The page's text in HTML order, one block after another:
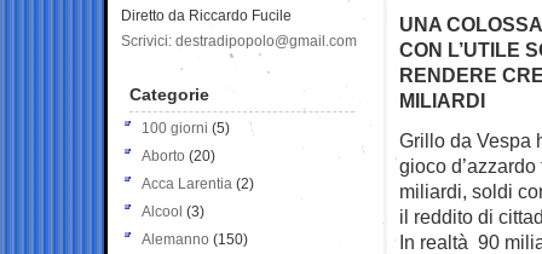
UNA
CON L’UTILE
RENDERE
MILIARDI
Grillo da Vespa
gioco
miliardi, soldi
il reddito di
In realtà 90
Diretto da Riccardo Fucile
Scrivici: destradipopolo@gmail.com
Categorie
100 giorni (5)
Aborto (20)
Acca Larentia (2)
Alcool (3)
Alemanno (150)